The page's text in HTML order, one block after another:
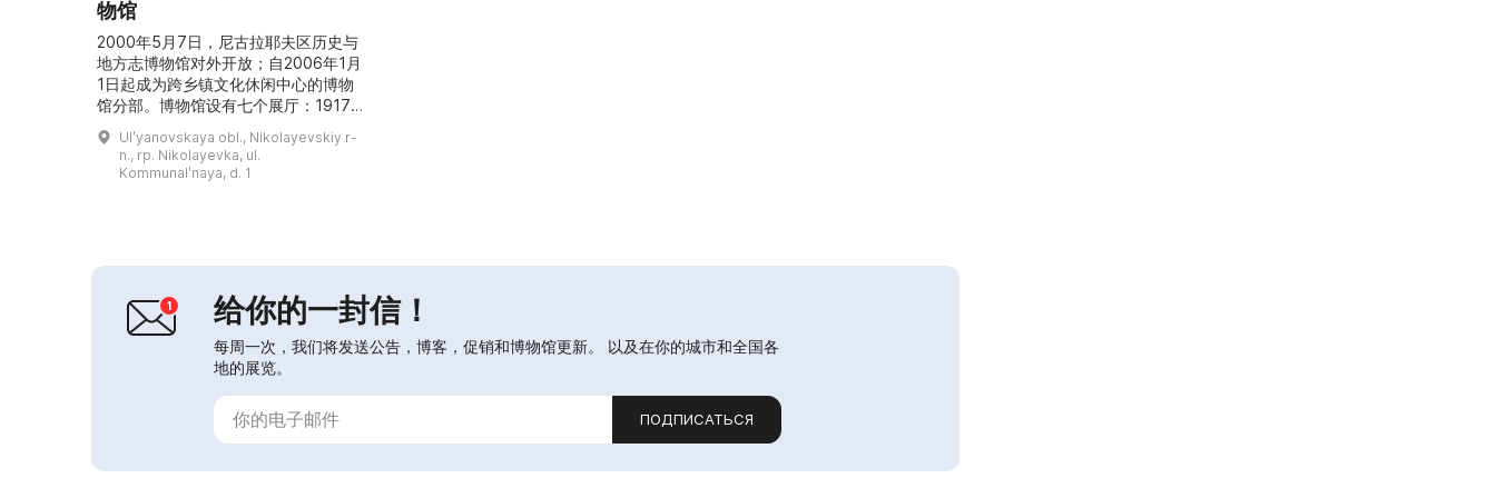
物馆
2000年5月7日，尼古拉耶夫区历史与
地方志博物馆对外开放；自2006年1月
1日起成为跨乡镇文化休闲中心的博物
馆分部。博物馆设有七个展厅：1917
年前的历史、1917年至1941年间地区
发展、1941–1945年战争的战斗荣
誉、地区后方、地区现状、地区自然以
Ulʹyanovskaya obl., Nikolayevskiy r-
n., rp. Nikolayevka, ul.
Kommunalʹnaya, d. 1
给你的一封信！
每周一次，我们将发送公告，博客，促销和博物馆更新。 以及在你的城市和全国各
地的展览。
ПОДПИСАТЬСЯ